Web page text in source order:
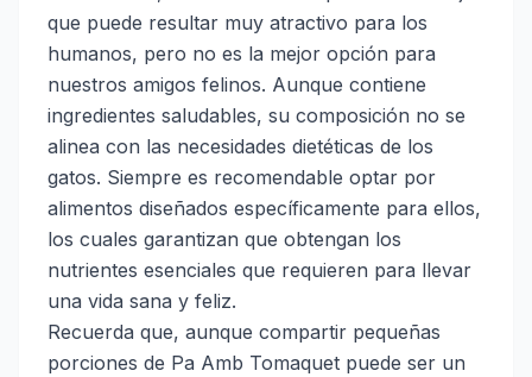
que puede resultar muy atractivo para los
humanos, pero no es la mejor opción para
nuestros amigos felinos. Aunque contiene
ingredientes saludables, su composición no se
alinea con las necesidades dietéticas de los
gatos. Siempre es recomendable optar por
alimentos diseñados específicamente para ellos,
los cuales garantizan que obtengan los
nutrientes esenciales que requieren para llevar
una vida sana y feliz.
Recuerda que, aunque compartir pequeñas
porciones de Pa Amb Tomaquet puede ser un